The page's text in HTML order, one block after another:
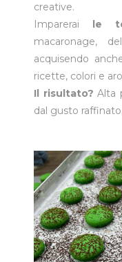
creative.
Imparerai
le
macaronage,
acquisendo
ricette, colori e
Il risultato? Alta
dal gusto